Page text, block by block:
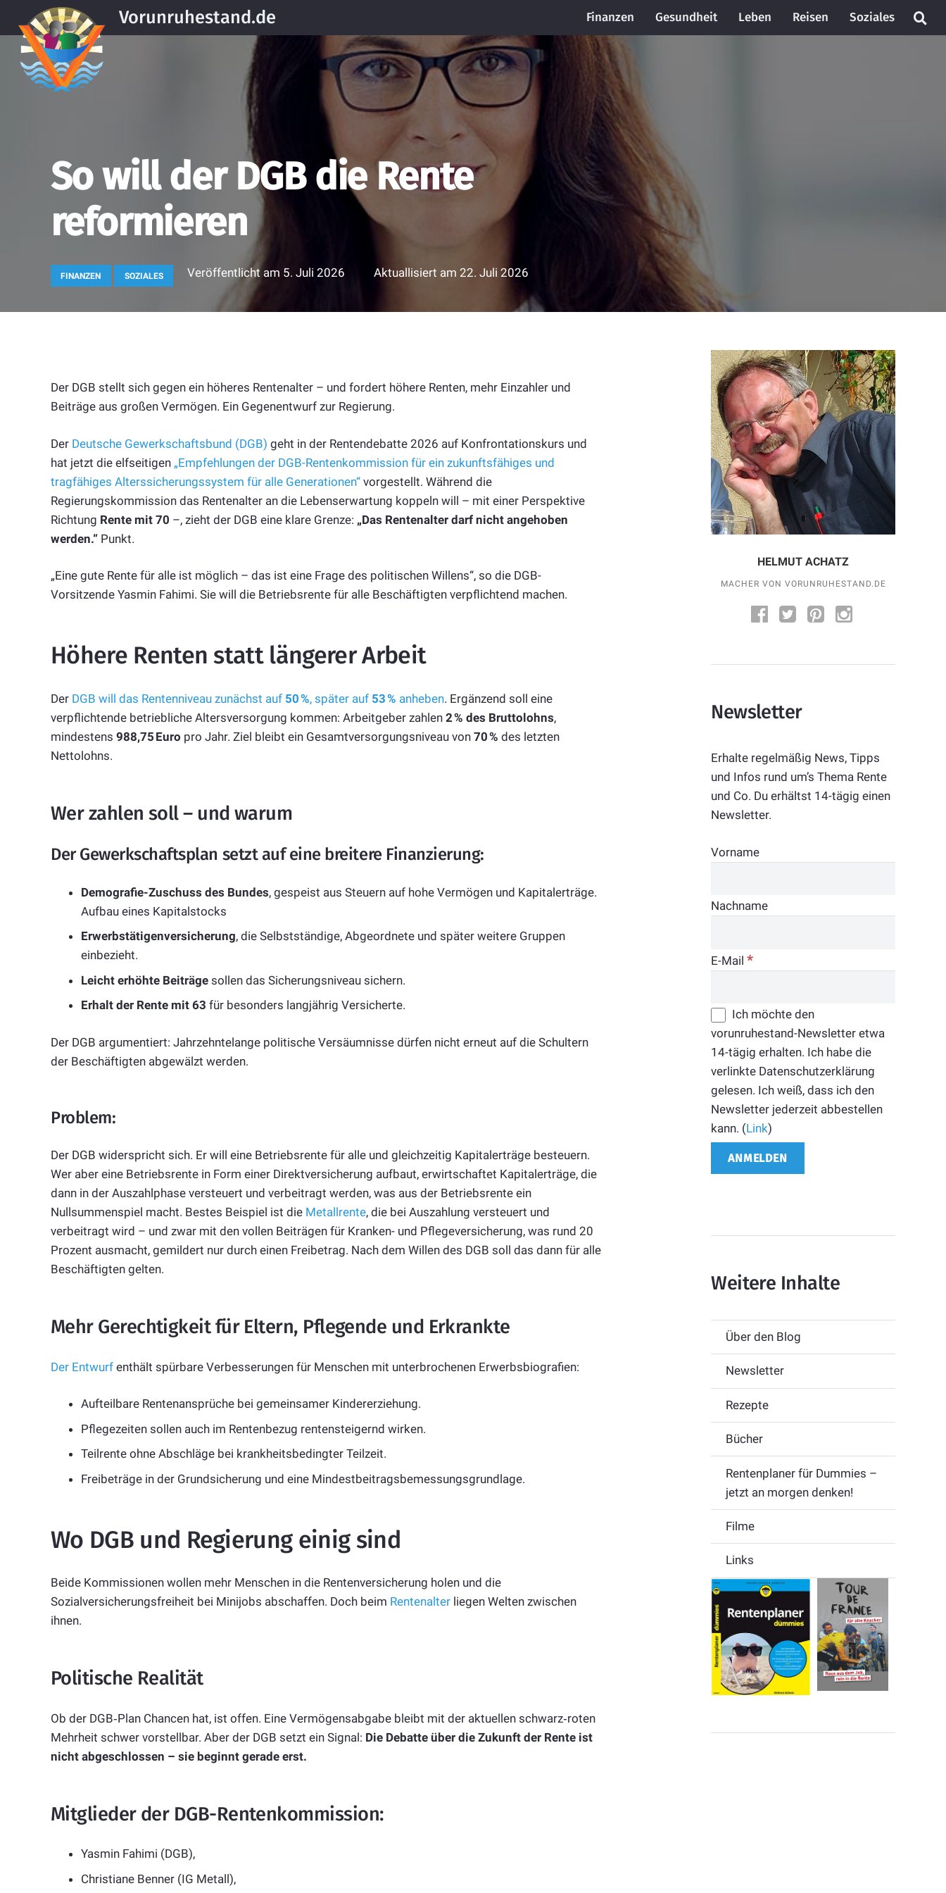
Vorunruhestand.de Finanzen Gesundheit Leben Reisen Soziales
So will der DGB die Rente
reformieren
FINANZEN SOZIALES Veröffentlicht am 5. Juli 2026 Aktuallisiert am 22. Juli 2026
Der DGB stellt sich gegen ein höheres Rentenalter – und fordert höhere Renten, mehr Einzahler und
Beiträge aus großen Vermögen. Ein Gegenentwurf zur Regierung.
Der Deutsche Gewerkschaftsbund (DGB) geht in der Rentendebatte 2026 auf Konfrontationskurs und
hat jetzt die elfseitigen „Empfehlungen der DGB-Rentenkommission für ein zukunftsfähiges und
tragfähiges Alterssicherungssystem für alle Generationen“ vorgestellt. Während die
Regierungskommission das Rentenalter an die Lebenserwartung koppeln will – mit einer Perspektive
Richtung Rente mit 70 –, zieht der DGB eine klare Grenze: „Das Rentenalter darf nicht angehoben
werden.“ Punkt.
„Eine gute Rente für alle ist möglich – das ist eine Frage des politischen Willens“, so die DGB-
Vorsitzende Yasmin Fahimi. Sie will die Betriebsrente für alle Beschäftigten verpflichtend machen.
Höhere Renten statt längerer Arbeit
Der DGB will das Rentenniveau zunächst auf 50 %, später auf 53 % anheben. Ergänzend soll eine
verpflichtende betriebliche Altersversorgung kommen: Arbeitgeber zahlen 2 % des Bruttolohns,
mindestens 988,75 Euro pro Jahr. Ziel bleibt ein Gesamtversorgungsniveau von 70 % des letzten
Nettolohns.
Wer zahlen soll – und warum
Der Gewerkschaftsplan setzt auf eine breitere Finanzierung:
Demografie-Zuschuss des Bundes, gespeist aus Steuern auf hohe Vermögen und Kapitalerträge.
Aufbau eines Kapitalstocks
Erwerbstätigenversicherung, die Selbstständige, Abgeordnete und später weitere Gruppen
einbezieht.
Leicht erhöhte Beiträgesollen das Sicherungsniveau sichern.
Erhalt der Rente mit 63 für besonders langjährig Versicherte.
Der DGB argumentiert: Jahrzehntelange politische Versäumnisse dürfen nicht erneut auf die Schultern
der Beschäftigten abgewälzt werden.
Problem:
Der DGB widerspricht sich. Er will eine Betriebsrente für alle und gleichzeitig Kapitalerträge besteuern.
Wer aber eine Betriebsrente in Form einer Direktversicherung aufbaut, erwirtschaftet Kapitalerträge, die
dann in der Auszahlphase versteuert und verbeitragt werden, was aus der Betriebsrente ein
Nullsummenspiel macht. Bestes Beispiel ist die Metallrente, die bei Auszahlung versteuert und
verbeitragt wird – und zwar mit den vollen Beiträgen für Kranken- und Pflegeversicherung, was rund 20
Prozent ausmacht, gemildert nur durch einen Freibetrag. Nach dem Willen des DGB soll das dann für alle
Beschäftigten gelten.
Mehr Gerechtigkeit für Eltern, Pflegende und Erkrankte
Der Entwurf enthält spürbare Verbesserungen für Menschen mit unterbrochenen Erwerbsbiografien:
Aufteilbare Rentenansprüche bei gemeinsamer Kindererziehung.
Pflegezeiten sollen auch im Rentenbezug rentensteigernd wirken.
Teilrente ohne Abschläge bei krankheitsbedingter Teilzeit.
Freibeträge in der Grundsicherung und eine Mindestbeitragsbemessungsgrundlage.
Wo DGB und Regierung einig sind
Beide Kommissionen wollen mehr Menschen in die Rentenversicherung holen und die
Sozialversicherungsfreiheit bei Minijobs abschaffen. Doch beim Rentenalter liegen Welten zwischen
ihnen.
Politische Realität
Ob der DGB‑Plan Chancen hat, ist offen. Eine Vermögensabgabe bleibt mit der aktuellen schwarz‑roten
Mehrheit schwer vorstellbar. Aber der DGB setzt ein Signal: Die Debatte über die Zukunft der Rente ist
nicht abgeschlossen – sie beginnt gerade erst.
Mitglieder der DGB-Rentenkommission:
Yasmin Fahimi (DGB),
Christiane Benner (IG Metall),
HELMUT ACHATZ
MACHER VON VORUNRUHESTAND.DE
Newsletter
Erhalte regelmäßig News, Tipps
und Infos rund um’s Thema Rente
und Co. Du erhältst 14-tägig einen
Newsletter.
Vorname
Nachname
E-Mail*
Ich möchte den
vorunruhestand-Newsletter etwa
14-tägig erhalten. Ich habe die
verlinkte Datenschutzerklärung
gelesen. Ich weiß, dass ich den
Newsletter jederzeit abbestellen
kann. (Link)
Weitere Inhalte
Über den Blog
Newsletter
Rezepte
Bücher
Rentenplaner für Dummies –
jetzt an morgen denken!
Filme
Links